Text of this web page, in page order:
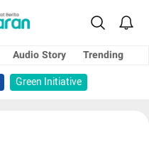
Audio Story
Trending
Green Initiative